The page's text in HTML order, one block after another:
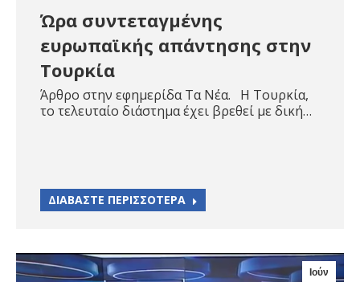
Ώρα συντεταγμένης
ευρωπαϊκής απάντησης στην
Τουρκία
Άρθρο στην εφημερίδα Τα Νέα. Η Τουρκία,
το τελευταίο διάστημα έχει βρεθεί με δική…
ΔΙΑΒΑΣΤΕ ΠΕΡΙΣΣΟΤΕΡΑ
Ιούν